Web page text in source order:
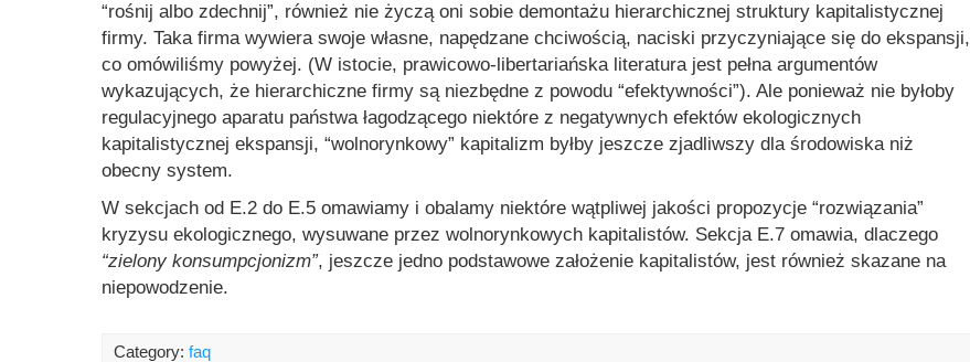
“rośnij albo zdechnij”, również nie życzą oni sobie demontażu hierarchicznej struktury kapitalistycznej
firmy. Taka firma wywiera swoje własne, napędzane chciwością, naciski przyczyniające się do ekspansji,
co omówiliśmy powyżej. (W istocie, prawicowo-libertariańska literatura jest pełna argumentów
wykazujących, że hierarchiczne firmy są niezbędne z powodu “efektywności”). Ale ponieważ nie byłoby
regulacyjnego aparatu państwa łagodzącego niektóre z negatywnych efektów ekologicznych
kapitalistycznej ekspansji, “wolnorynkowy” kapitalizm byłby jeszcze zjadliwszy dla środowiska niż
obecny system.
W sekcjach od E.2 do E.5 omawiamy i obalamy niektóre wątpliwej jakości propozycje “rozwiązania”
kryzysu ekologicznego, wysuwane przez wolnorynkowych kapitalistów. Sekcja E.7 omawia, dlaczego
“zielony konsumpcjonizm”, jeszcze jedno podstawowe założenie kapitalistów, jest również skazane na
niepowodzenie.
Category: faq